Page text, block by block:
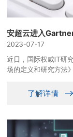
2023-07-17
近日，国际权威IT研
场的定义和研究方法
球超融合市场的代表
参考厂商，并与
了解详情